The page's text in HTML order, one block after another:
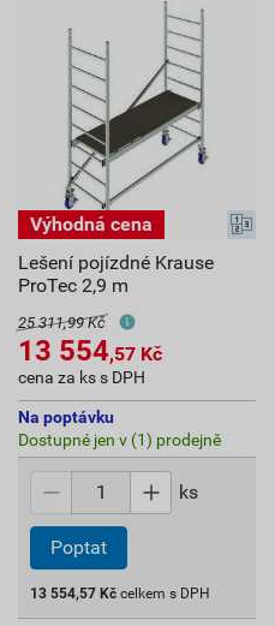
Lešení pojízdné Krause
ProTec 2,9 m
25 311,99 Kč
13 554,57 Kč
cena za ks s DPH
Na poptávku
Dostupné jen v (1) prodejně
ks
Poptat
13 554,57 Kč celkem s DPH